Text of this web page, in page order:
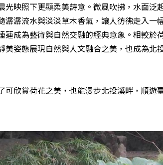
映照下更顯柔美詩意。微風吹拂，水面泛
潺流水與淡淡草木香氣，讓人彷彿走入一
成為藝術與自然交融的經典意象。相較於
姿態展現自然與人文融合之美，也成為北
欣賞荷花之美，也能漫步北投溪畔，順遊